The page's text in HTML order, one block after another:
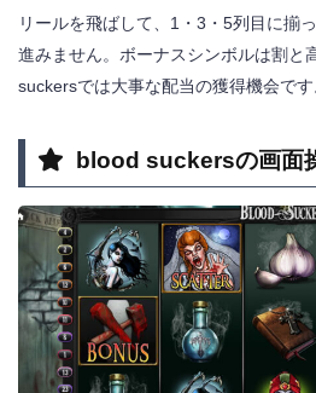
リールを飛ばして、1・3・5列目に揃
進みません。ボーナスシンボルは割と
suckersでは大事な配当の獲得機会です
blood suckersの画面